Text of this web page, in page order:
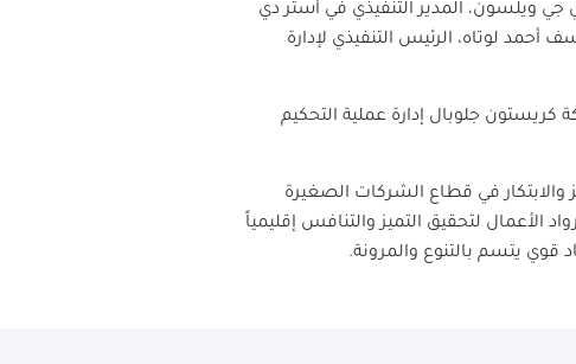
جي ويلسون، المدير التنفيذي في أستر دي
أحمد لوتاه، الرئيس التنفيذي لإدارة
كريستون جلوبال إدارة عملية التحكيم
الإمارات" بتكريم التميز والابتكار في قطاع الشركات الصغيرة
الأعمال لتحقيق التميز والتنافس إقليمياً
قوي يتسم بالتنوع والمرونة.